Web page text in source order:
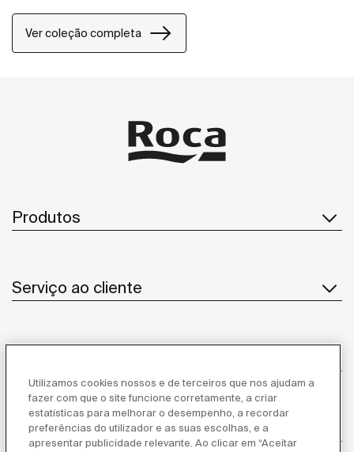
bem-estar e conforto para todas as necessidades.
Ver coleção completa
Produtos
Serviço ao cliente
Inspiração
Utilizamos cookies nossos e de terceiros que nos ajudam a
fazer com que o site funcione corretamente, a criar
estatísticas para melhorar o desempenho, a recordar
preferências do utilizador e as suas escolhas, e a
apresentar publicidade relevante. Ao clicar em “Aceitar